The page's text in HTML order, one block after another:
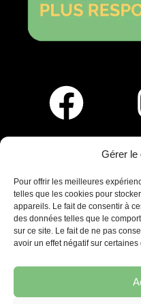
Gérer le
Pour offrir les meilleures
telles que les cookies pour
appareils. Le fait de consentir à
des données telles que le
sur ce site. Le fait de ne pas
avoir un effet négatif sur
Saint-Germain-En-Laye
Ligne R2-Nord
Tramway T13
20mins à pied du RER A